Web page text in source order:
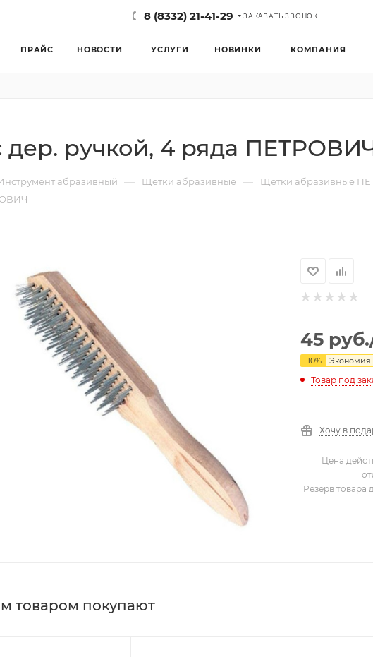
8 (8332) 21-41-29 ЗАКАЗАТЬ ЗВОНОК
ПРАЙС НОВОСТИ УСЛУГИ НОВИНКИ КОМПАНИЯ
дер. ручкой, 4 ряда
абразивный — Щетки абразивные — Щетки абразивные
45 руб.
-10% Экономия
Товар под
Хочу в
Цена
Резерв товара
товаром покупают